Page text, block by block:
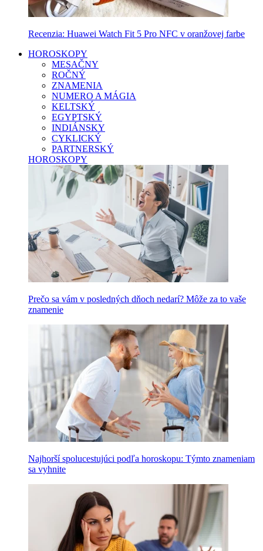
Recenzia: Huawei Watch Fit 5 Pro NFC v oranžovej farbe
HOROSKOPY
MESAČNY
ROČNÝ
ZNAMENIA
NUMERO A MÁGIA
KELTSKÝ
EGYPTSKÝ
INDIÁNSKY
CYKLICKÝ
PARTNERSKÝ
HOROSKOPY
Prečo sa vám v posledných dňoch nedarí? Môže za to vaše
znamenie
Najhorší spolucestujúci podľa horoskopu: Týmto znameniam
sa vyhnite